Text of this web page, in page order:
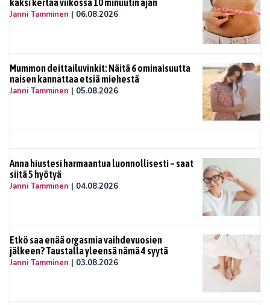
kaksi kertaa viikossa 10 minuutin ajan
Janni Tamminen | 06.08.2026
Mummon deittailuvinkit: Näitä 6 ominaisuutta
naisen kannattaa etsiä miehestä
Janni Tamminen | 05.08.2026
Anna hiustesi harmaantua luonnollisesti – saat
siitä 5 hyötyä
Janni Tamminen | 04.08.2026
Etkö saa enää orgasmia vaihdevuosien
jälkeen? Taustalla yleensä nämä 4 syytä
Janni Tamminen | 03.08.2026